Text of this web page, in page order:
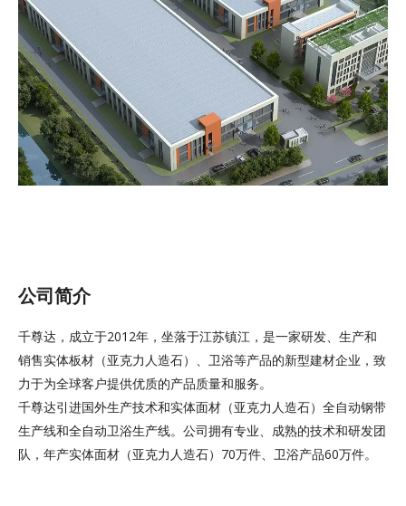
公司简介
千尊达，成立于2012年，坐落于江苏镇江，是一家研发、生产和
销售实体板材（亚克力人造石）、卫浴等产品的新型建材企业，致
力于为全球客户提供优质的产品质量和服务。
千尊达引进国外生产技术和实体面材（亚克力人造石）全自动钢带
生产线和全自动卫浴生产线。公司拥有专业、成熟的技术和研发团
队，年产实体面材（亚克力人造石）70万件、卫浴产品60万件。